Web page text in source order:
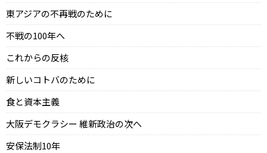
東アジアの不再戦のために
不戦の100年へ
これからの反核
新しいコトバのために
食と資本主義
大阪デモクラシー 維新政治の次へ
安保法制10年